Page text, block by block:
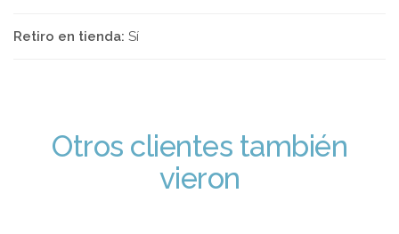
Retiro en tienda: Sí
Otros clientes también
vieron